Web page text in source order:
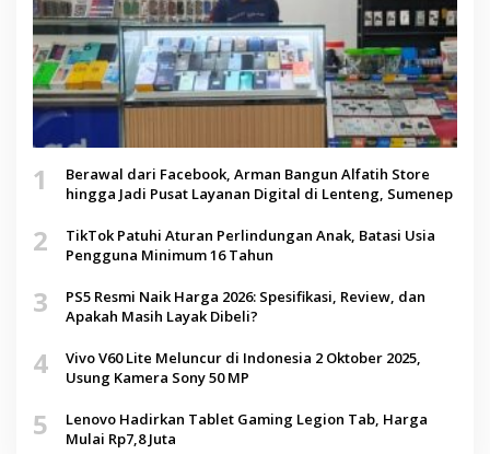
1
Berawal dari Facebook, Arman Bangun Alfatih Store
hingga Jadi Pusat Layanan Digital di Lenteng, Sumenep
2
TikTok Patuhi Aturan Perlindungan Anak, Batasi Usia
Pengguna Minimum 16 Tahun
3
PS5 Resmi Naik Harga 2026: Spesifikasi, Review, dan
Apakah Masih Layak Dibeli?
4
Vivo V60 Lite Meluncur di Indonesia 2 Oktober 2025,
Usung Kamera Sony 50 MP
5
Lenovo Hadirkan Tablet Gaming Legion Tab, Harga
Mulai Rp7,8 Juta